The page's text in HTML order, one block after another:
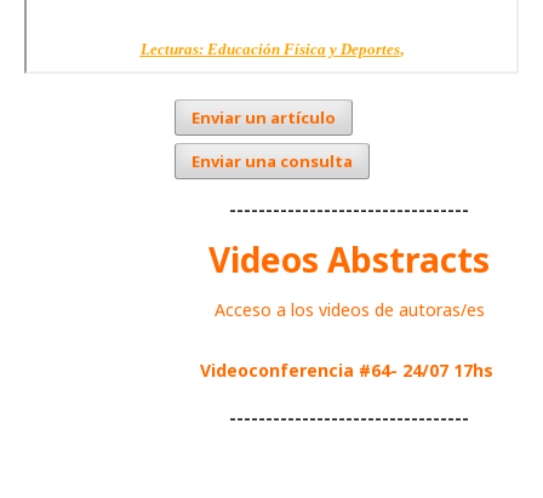
Enviar un artículo
Enviar una consulta
---------------------------------
Videos Abstracts
Acceso a los videos de autoras/es
Videoconferencia #64- 24/07 17hs
---------------------------------